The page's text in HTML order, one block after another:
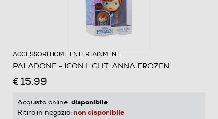
ACCESSORI HOME ENTERTAINMENT
PALADONE - ICON LIGHT: ANNA FROZEN
€ 15,99
Acquisto online: disponibile
Ritiro in negozio: non disponibile